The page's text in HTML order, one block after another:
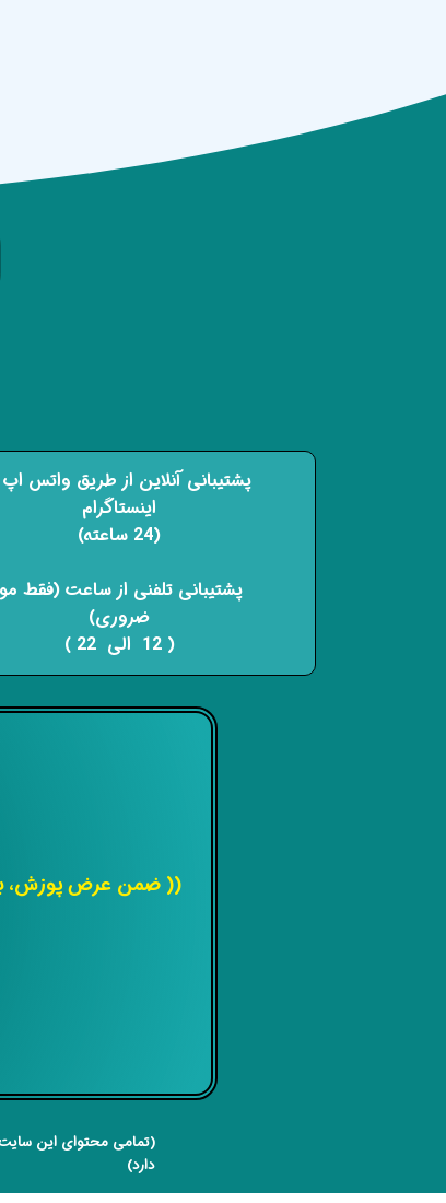
(( ضمن عرض پوزش، به
(تمامی محتوای این
دارد)
پشتیبانی آنلاین از طریق واتس
اینستاگرام
(24 ساعته)
پشتیبانی تلفنی از ساعت (فقط
ضروری)
( 12 الی 22 ) ​​​​​​​